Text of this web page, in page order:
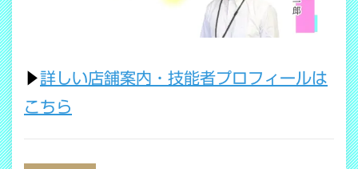
▶詳しい店舗案内・技能者プロフィールは
こちら